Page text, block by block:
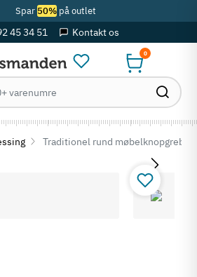
Spar 50%på outlet
45 34 51 Kontakt os
0
Traditionel rund møbelknopgreb i